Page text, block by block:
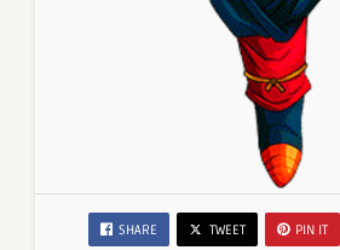
SHARE TWEET PIN IT